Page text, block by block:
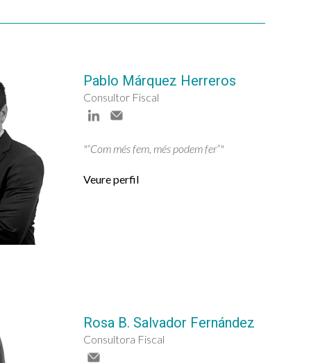
Pablo Márquez Herreros
Consultor Fiscal
"“Com més fem, més podem fer”"
Veure perfil
Rosa B. Salvador Fernández
Consultora Fiscal